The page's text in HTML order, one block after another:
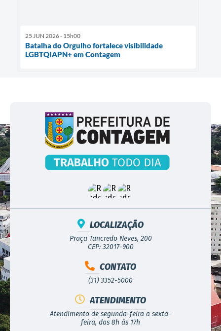
25 JUN 2026 - 15h00
Batalha do Orgulho fortalece visibilidade
LGBTQIAPN+ em Contagem
LOCALIZAÇÃO
Praça Tancredo Neves, 200
CEP: 32017-900
CONTATO
(31) 3352-5000
ATENDIMENTO
Atendimento de segunda-feira a sexta-
feira, das 8h às 17h